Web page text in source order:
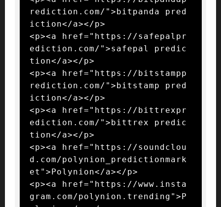
rediction.com/">bitpanda pred
iction</a></p>
<p><a href="https://safepalpr
ediction.com/">safepal predic
tion</a></p>
<p><a href="https://bitstampp
rediction.com/">bitstamp pred
iction</a></p>
<p><a href="https://bittrexpr
ediction.com/">bittrex predic
tion</a></p>
<p><a href="https://soundclou
d.com/polynion_predictionmark
et">Polynion</a></p>
<p><a href="https://www.insta
gram.com/polynion.trending">P